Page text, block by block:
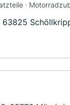
·
Motorradservice
63825